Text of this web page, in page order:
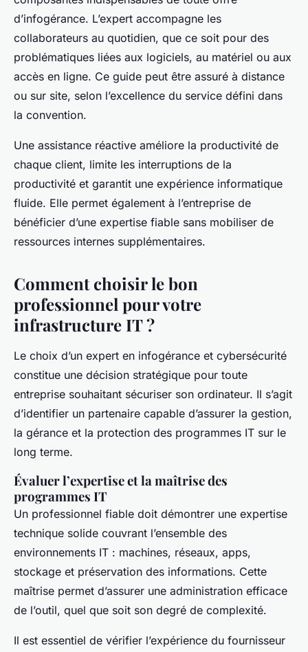
d’infogérance. L’expert accompagne les
collaborateurs au quotidien, que ce soit pour des
problématiques liées aux logiciels, au matériel ou aux
accès en ligne. Ce guide peut être assuré à distance
ou sur site, selon l’excellence du service défini dans
la convention.
Une assistance réactive améliore la productivité de
chaque client, limite les interruptions de la
productivité et garantit une expérience informatique
fluide. Elle permet également à l’entreprise de
bénéficier d’une expertise fiable sans mobiliser de
ressources internes supplémentaires.
Comment choisir le bon
professionnel pour votre
infrastructure IT ?
Le choix d’un expert en infogérance et cybersécurité
constitue une décision stratégique pour toute
entreprise souhaitant sécuriser son ordinateur. Il s’agit
d’identifier un partenaire capable d’assurer la gestion,
la gérance et la protection des programmes IT sur le
long terme.
Évaluer l’expertise et la maîtrise des
programmes IT
Un professionnel fiable doit démontrer une expertise
technique solide couvrant l’ensemble des
environnements IT : machines, réseaux, apps,
stockage et préservation des informations. Cette
maîtrise permet d’assurer une administration efficace
de l’outil, quel que soit son degré de complexité.
Il est essentiel de vérifier l’expérience du fournisseur